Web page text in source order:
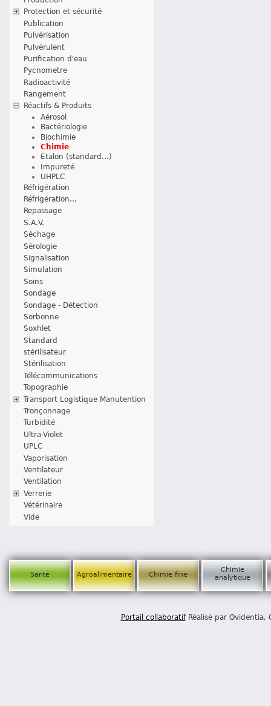
Protection et sécurité
Publication
Pulvérisation
Pulvérulent
Purification d'eau
Pycnometre
Radioactivité
Rangement
Réactifs & Produits
Aérosol
Bactériologie
Biochimie
Chimie
Etalon (standard...)
Impureté
UHPLC
Réfrigération
Réfrigération...
Repassage
S.A.V.
Séchage
Sérologie
Signalisation
Simulation
Soins
Sondage
Sondage - Détection
Sorbonne
Soxhlet
Standard
stérilisateur
Stérilisation
Télécommunications
Topographie
Transport Logistique Manutention
Tronçonnage
Turbidité
Ultra-Violet
UPLC
Vaporisation
Ventilateur
Ventilation
Verrerie
Vétérinaire
Vide
Santé Agroalimentaire Chimie fine
Chimie
analytique
Portail collaboratifRéalisé par Ovidentia,